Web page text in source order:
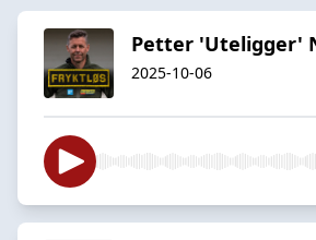
Petter 'Uteligger'
2025-10-06